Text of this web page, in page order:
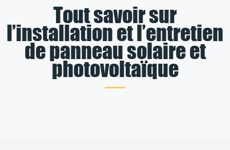
Tout savoir sur
l’installation et l’entretien
de panneau solaire et
photovoltaïque